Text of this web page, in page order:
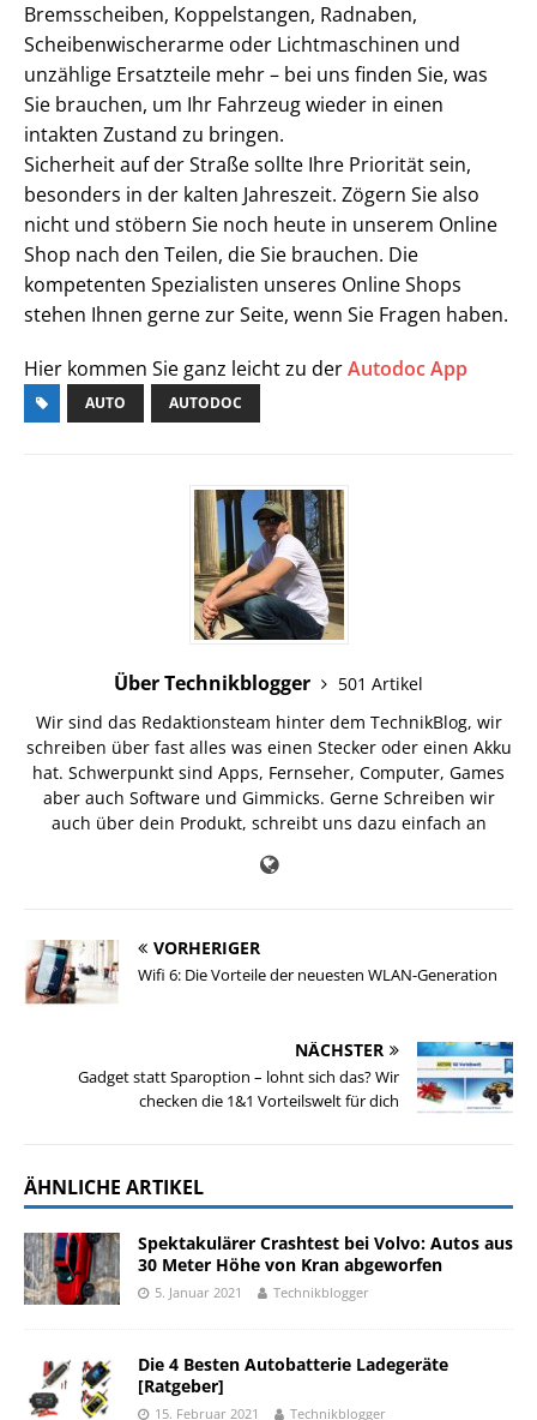
Bremsscheiben, Koppelstangen, Radnaben,
Scheibenwischerarme oder Lichtmaschinen und
unzählige Ersatzteile mehr – bei uns finden Sie, was
Sie brauchen, um Ihr Fahrzeug wieder in einen
intakten Zustand zu bringen.
Sicherheit auf der Straße sollte Ihre Priorität sein,
besonders in der kalten Jahreszeit. Zögern Sie also
nicht und stöbern Sie noch heute in unserem Online
Shop nach den Teilen, die Sie brauchen. Die
kompetenten Spezialisten unseres Online Shops
stehen Ihnen gerne zur Seite, wenn Sie Fragen haben.
Hier kommen Sie ganz leicht zu derAutodoc App
AUTO AUTODOC
Über Technikblogger
501 Artikel
Wir sind das Redaktionsteam hinter dem TechnikBlog, wir
schreiben über fast alles was einen Stecker oder einen Akku
hat. Schwerpunkt sind Apps, Fernseher, Computer, Games
aber auch Software und Gimmicks. Gerne Schreiben wir
auch über dein Produkt, schreibt uns dazu einfach an
VORHERIGER
Wifi 6: Die Vorteile der neuesten WLAN-Generation
NÄCHSTER
Gadget statt Sparoption – lohnt sich das? Wir
checken die 1&1 Vorteilswelt für dich
ÄHNLICHE ARTIKEL
Spektakulärer Crashtest bei Volvo: Autos aus
30 Meter Höhe von Kran abgeworfen
5. Januar 2021 Technikblogger
Die 4 Besten Autobatterie Ladegeräte
[Ratgeber]
15. Februar 2021 Technikblogger